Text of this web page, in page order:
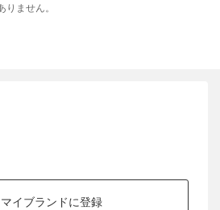
ません。
マイブランドに登録